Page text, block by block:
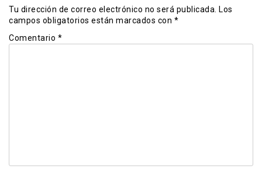
Tu dirección de correo electrónico no será publicada.
Los
campos obligatorios están marcados con *
Comentario *